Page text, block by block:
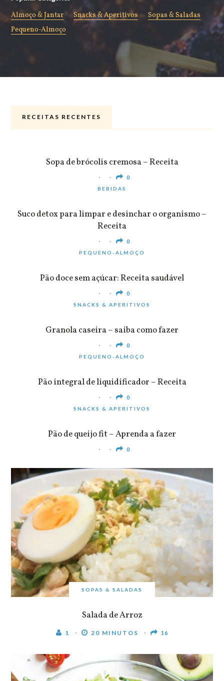
Almoço & Jantar Snacks & Aperitivos
Sopas & Saladas
Pequeno-Almoço
RECEITAS RECENTES
Sopa de brócolis cremosa – Receita
0
BEBIDAS
Suco detox para limpar e desinchar o organismo –
Receita
0
PEQUENO-ALMOÇO
Pão doce sem açúcar: Receita saudável
0
SNACKS & APERITIVOS
Granola caseira – saiba como fazer
0
PEQUENO-ALMOÇO
Pão integral de liquidificador – Receita
0
SNACKS & APERITIVOS
Pão de queijo fit – Aprenda a fazer
0
SOPAS & SALADAS
Salada de Arroz
1 20 MINUTOS 16